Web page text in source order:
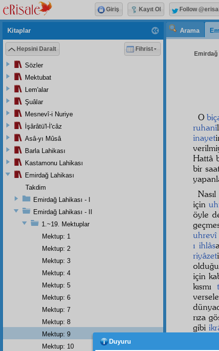
Arama
Emirdağ
O
ruhanî
inayet
Hattâ
bir
için
öyle
uhrevî
ı ihlâs
riyâzet
için
kısmı
rıza
gibi
kadar
Kitaplar
Hepsini Daralt Fihrist
Sözler
Mektubat
Lem'alar
Şuâlar
Mesnevî-i Nuriye
İşârâtü'l-İ'câz
Asâ-yı Mûsâ
Barla Lahikası
Kastamonu Lahikası
Emirdağ Lahikası
Takdim
Emirdağ Lahikası - I
Emirdağ Lahikası - II
1.~19. Mektuplar
Mektup: 1
Mektup: 2
Mektup: 3
Mektup: 4
Mektup: 5
Mektup: 6
Mektup: 7
Mektup: 8
Mektup: 9
Mektup: 10
Giriş Kayıt Ol Follow
Duyuru